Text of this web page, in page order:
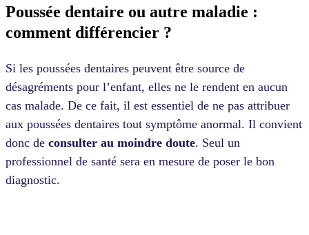
Poussée dentaire ou autre maladie :
comment différencier ?
Si les poussées dentaires peuvent être source de
désagréments pour l’enfant, elles ne le rendent en aucun
cas malade. De ce fait, il est essentiel de ne pas attribuer
aux poussées dentaires tout symptôme anormal. Il convient
donc de consulter au moindre doute. Seul un
professionnel de santé sera en mesure de poser le bon
diagnostic.